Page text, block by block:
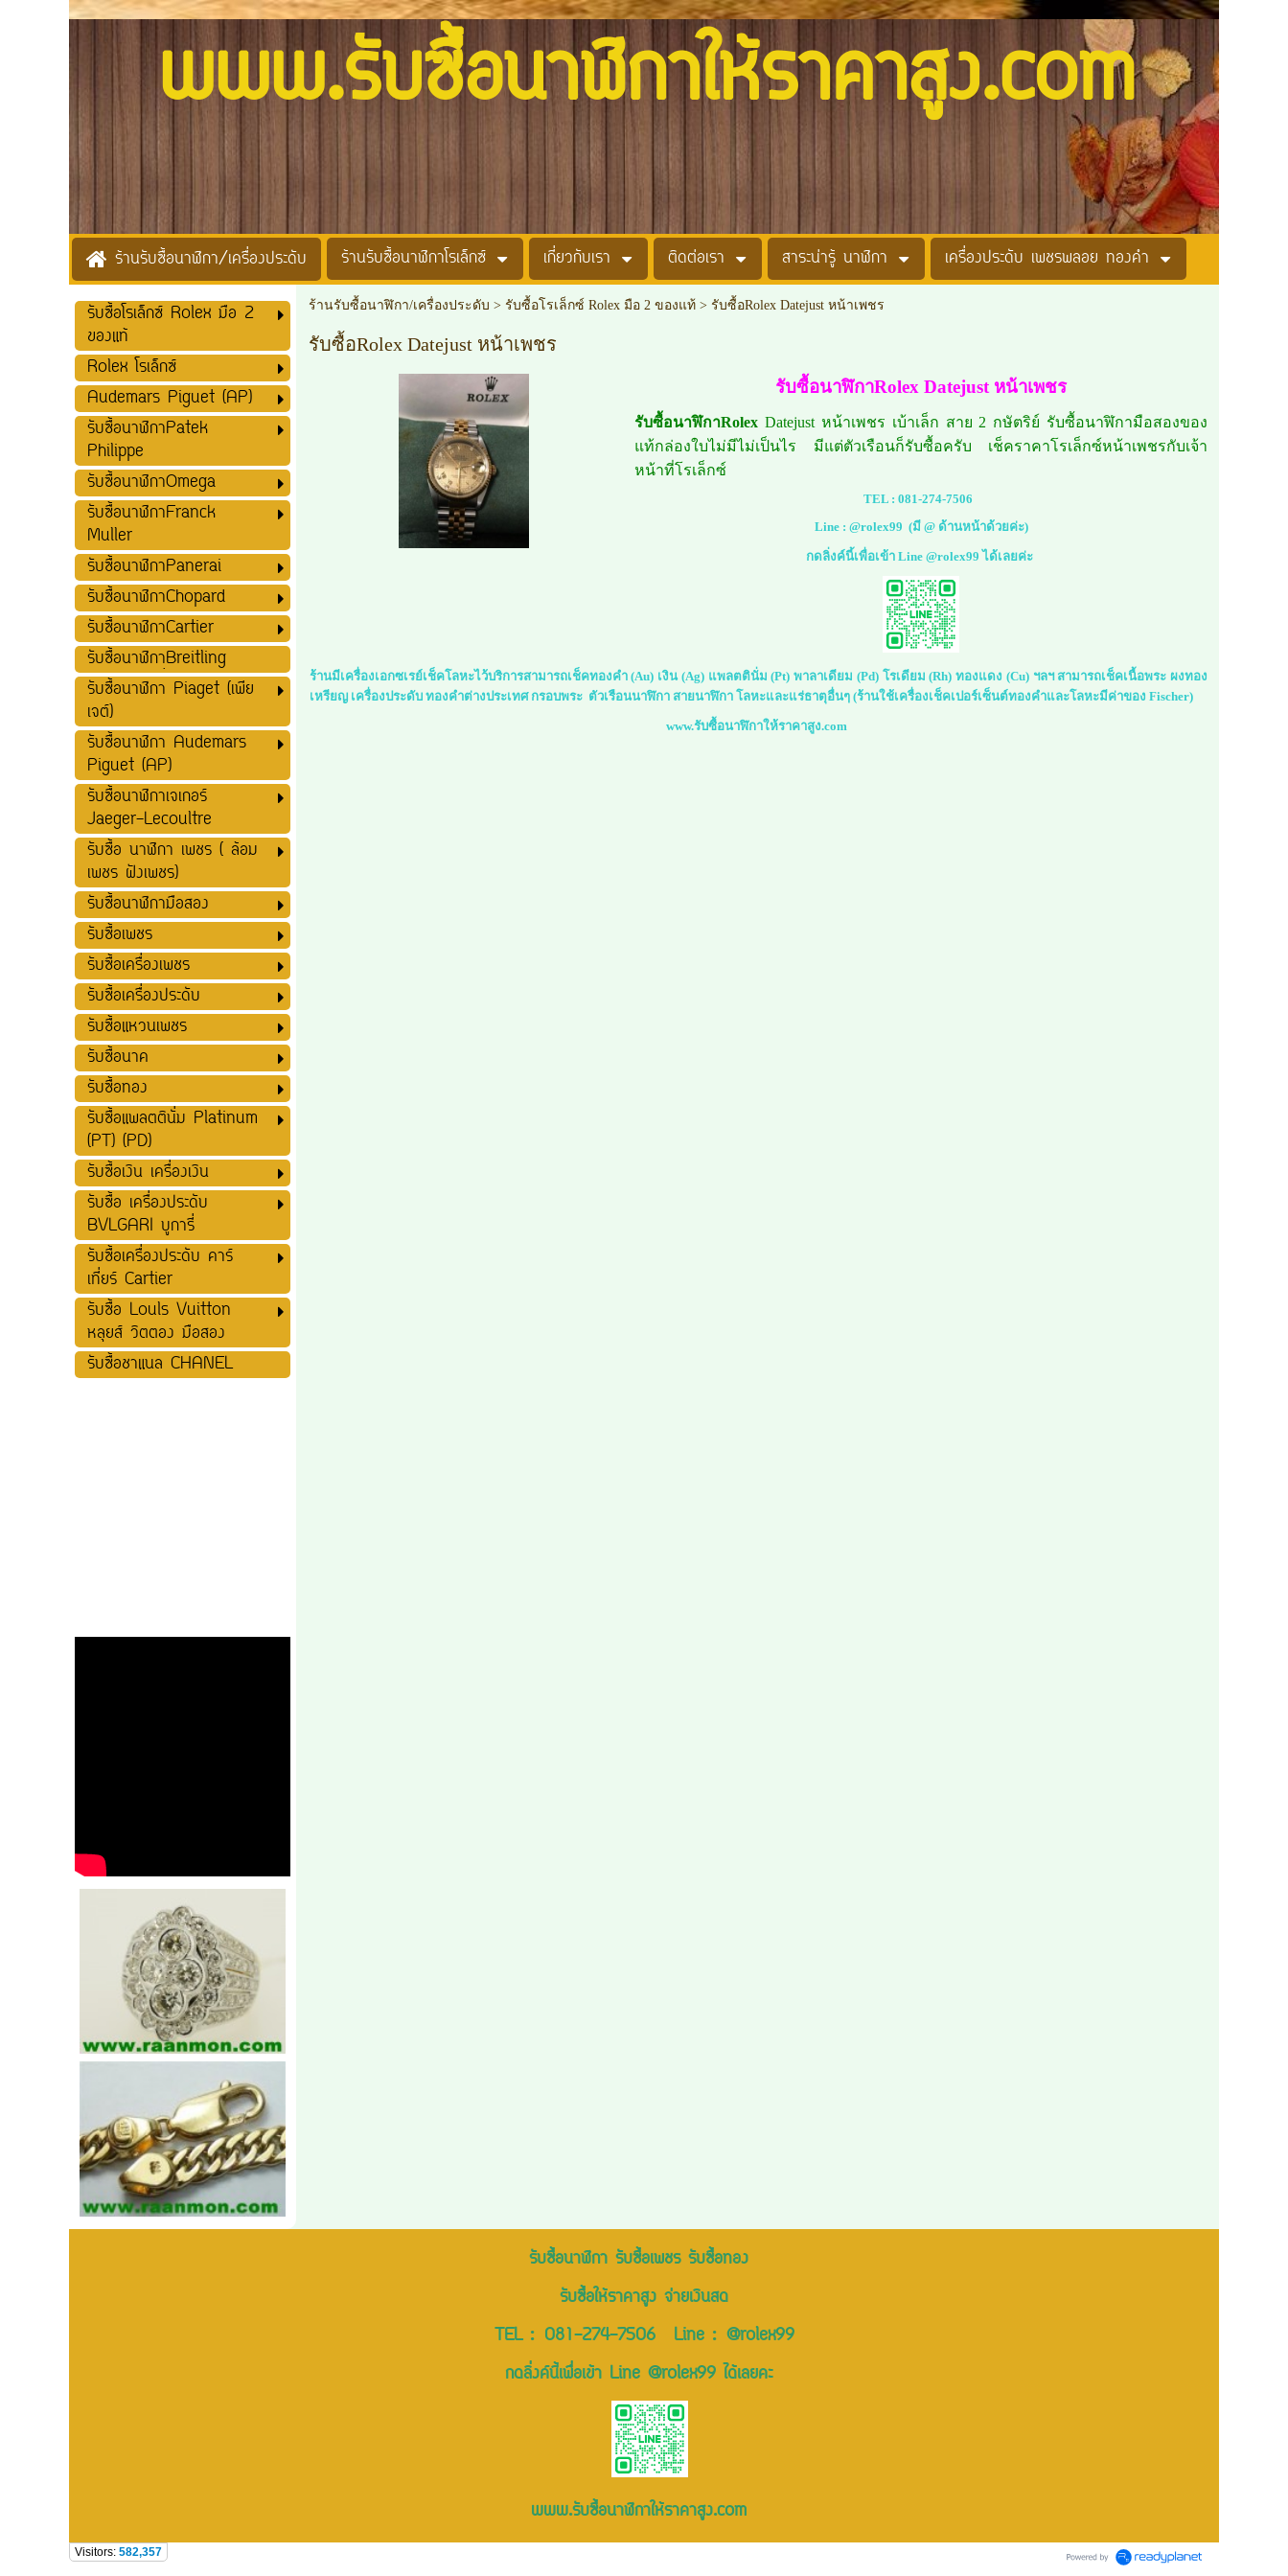
www.รับซื้อนาฬิกาให้ราคาสูง.com
ร้านรับซื้อนาฬิกา/เครื่องประดับ ร้านรับซื้อนาฬิกาโรเล็กซ์ เกี่ยวกับเรา ติดต่อเรา สาระน่ารู้ นาฬิกา เครื่องประดับ เพชรพลอย ทองคำ
รับซื้อโรเล็กซ์ Rolex มือ 2
ของแท้
Rolex โรเล็กซ์
Audemars Piguet (AP)
รับซื้อนาฬิกาPatek
Philippe
รับซื้อนาฬิกาOmega
รับซื้อนาฬิกาFranck
Muller
รับซื้อนาฬิกาPanerai
รับซื้อนาฬิกาChopard
รับซื้อนาฬิกาCartier
รับซื้อนาฬิกาฺฺBreitling
รับซื้อนาฬิกา Piaget (เพีย
เจต์)
รับซื้อนาฬิกา Audemars
Piguet (AP)
รับซื้อนาฬิกาเจเกอร์
Jaeger-Lecoultre
รับซื้อ นาฬิกา เพชร ( ล้อม
เพชร ฝังเพชร)
รับซื้อนาฬิกามือสอง
รับซื้อเพชร
รับซื้อเครื่องเพชร
รับซื้อเครื่องประดับ
รับซื้อแหวนเพชร
รับซื้อนาค
รับซื้อทอง
รับซื้อแพลตตินั่ม Platinum
(PT) (PD)
รับซื้อเงิน เครื่องเงิน
รับซื้อ เครื่องประดับ
BVLGARI บูการี่
รับซื้อเครื่องประดับ คาร์
เที่ยร์ Cartier
รับซื้อ Louls Vuitton
หลุยส์ วิตตอง มือสอง
รับซื้อชาแนล CHANEL
ร้านรับซื้อนาฬิกา/เครื่องประดับ > รับซื้อโรเล็กซ์ Rolex มือ 2 ของแท้> รับซื้อRolex Datejust หน้าเพชร
รับซื้อRolex Datejust หน้าเพชร
รับซื้อนาฬิกาRolex Datejust หน้าเพชร
รับซื้อนาฬิกาRolex Datejust หน้าเพชร เบ้าเล็ก สาย 2 กษัตริย์ รับซื้อนาฬิกามือสองของ
แท้กล่องใบไม่มีไม่เป็นไร มีแต่ตัวเรือนก็รับซื้อครับ เช็คราคาโรเล็กซ์หน้าเพชรกับเจ้า
หน้าที่โรเล็กซ์
TEL : 081-274-7506
Line : @rolex99 (มี @ ด้านหน้าด้วยค่ะ)
กดลิ่งค์นี้เพื่อเข้า Line @rolex99 ได้เลยค่ะ
ร้านมีเครื่องเอกซเรย์เช็คโลหะไว้บริการสามารถเช็คทองคำ (Au) เงิน (Ag) แพลตตินั่ม (Pt) พาลาเดียม (Pd) โรเดียม (Rh) ทองแดง (Cu) ฯลฯ สามารถเช็คเนื้อพระ ผงทอง
เหรียญ เครื่องประดับ ทองคำต่างประเทศ กรอบพระ ตัวเรือนนาฬิกา สายนาฬิกา โลหะและแร่ธาตุอื่นๆ (ร้านใช้เครื่องเช็คเปอร์เซ็นต์ทองคำและโลหะมีค่าของ Fischer)
www.รับซื้อนาฬิกาให้ราคาสูง.com
รับซื้อนาฬิกา รับซื้อเพชร รับซื้อทอง
รับซื้อให้ราคาสูง จ่ายเงินสด
TEL : 081-274-7506Line : @rolex99
กดลิ่งค์นี้เพื่อเข้า Line @rolex99 ได้เลยคะ
www.รับซื้อนาฬิกาให้ราคาสูง.com
Visitors: 582,357